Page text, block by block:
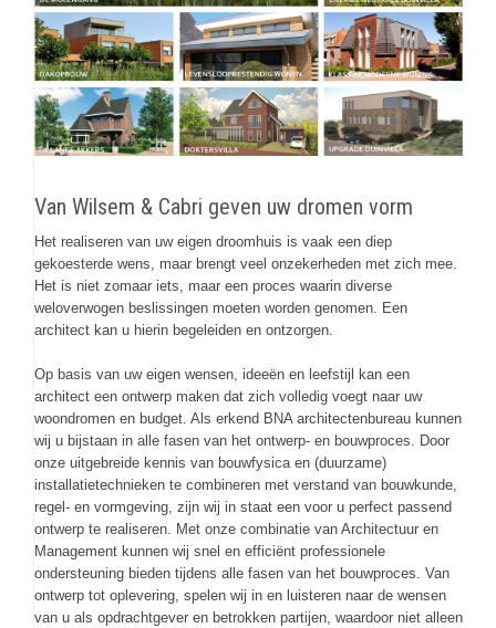
Van Wilsem & Cabri geven uw dromen vorm
Het realiseren van uw eigen droomhuis is vaak een diep
gekoesterde wens, maar brengt veel onzekerheden met zich mee.
Het is niet zomaar iets, maar een proces waarin diverse
weloverwogen beslissingen moeten worden genomen. Een
architect kan u hierin begeleiden en ontzorgen.
Op basis van uw eigen wensen, ideeën en leefstijl kan een
architect een ontwerp maken dat zich volledig voegt naar uw
woondromen en budget. Als erkend BNA architectenbureau kunnen
wij u bijstaan in alle fasen van het ontwerp- en bouwproces. Door
onze uitgebreide kennis van bouwfysica en (duurzame)
installatietechnieken te combineren met verstand van bouwkunde,
regel- en vormgeving, zijn wij in staat een voor u perfect passend
ontwerp te realiseren. Met onze combinatie van Architectuur en
Management kunnen wij snel en efficiënt professionele
ondersteuning bieden tijdens alle fasen van het bouwproces. Van
ontwerp tot oplevering, spelen wij in en luisteren naar de wensen
van u als opdrachtgever en betrokken partijen, waardoor niet alleen